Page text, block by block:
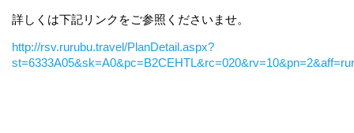
詳しくは下記リンクをご参照くださいませ。
http://rsv.rurubu.travel/PlanDetail.aspx?